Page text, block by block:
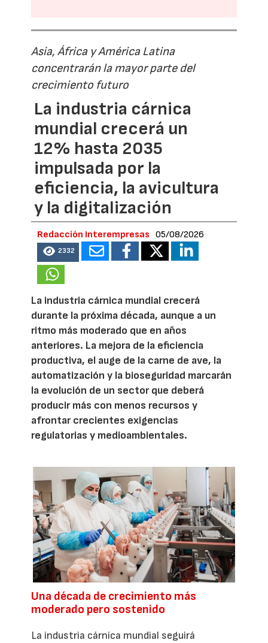
Asia, África y América Latina
concentrarán la mayor parte del
crecimiento futuro
La industria cárnica
mundial crecerá un
12% hasta 2035
impulsada por la
eficiencia, la avicultura
y la digitalización
Redacción Interempresas 05/08/2026
2332
La industria cárnica mundial crecerá
durante la próxima década, aunque a un
ritmo más moderado que en años
anteriores. La mejora de la eficiencia
productiva, el auge de la carne de ave, la
automatización y la bioseguridad marcarán
la evolución de un sector que deberá
producir más con menos recursos y
afrontar crecientes exigencias
regulatorias y medioambientales.
Una década de crecimiento más
moderado pero sostenido
La industria cárnica mundial seguirá